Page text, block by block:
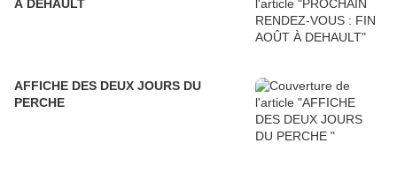
À DEHAULT
AFFICHE DES DEUX JOURS DU
PERCHE